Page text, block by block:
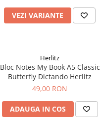
VEZI VARIANTE
Herlitz
Bloc Notes My Book A5 Classic
Butterfly Dictando Herlitz
49,00 RON
ADAUGA IN COS